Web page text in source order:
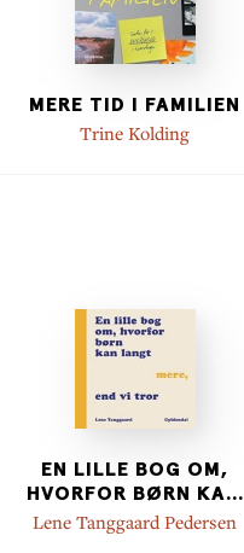
MERE TID I FAMILIEN
Trine Kolding
EN LILLE BOG OM,
HVORFOR BØRN KA...
Lene Tanggaard Pedersen